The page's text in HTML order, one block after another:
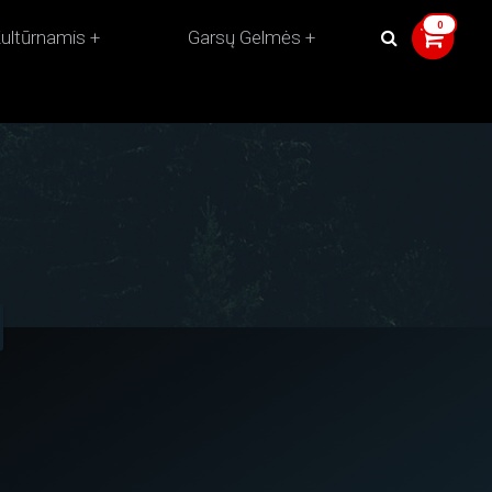
Garsų Gelmės